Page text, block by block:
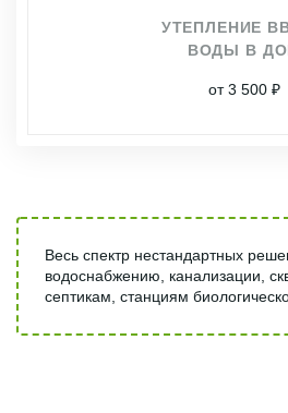
УТЕПЛЕНИЕ
ВОДЫ В
от 3 500 ₽
Весь спектр нестандартных
водоснабжению, канализации,
септикам, станциям